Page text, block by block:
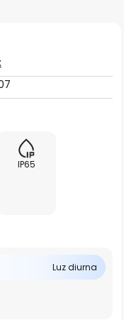
IP65
Luz diurna